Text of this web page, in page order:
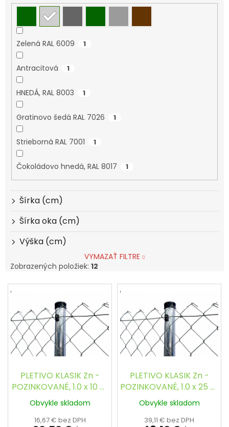
Zelená RAL 6009 1
Antracitová 1
HNEDÁ, RAL 8003 1
Gratinovo šedá RAL 7026 1
Strieborná RAL 7001 1
Čokoládovo hnedá, RAL 8017 1
Šírka (cm)
Šírka oka (cm)
Výška (cm)
VYMAZAŤ FILTRE
Zobrazených položiek: 12
V
p
PLETIVO KLASIK Zn -
POZINKOVANÉ, 1.0 x 10 m
/ 60 x 60 / 2.0 mm
Obvykle skladom
16,67 € bez DPH
PLETIVO KLASIK Zn -
POZINKOVANÉ, 1.0 x 25 m
/ 60 x 60 / 2.0 mm
Obvykle skladom
39,11 € bez DPH